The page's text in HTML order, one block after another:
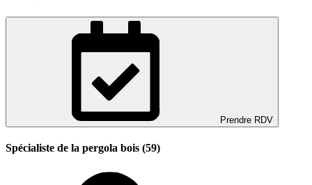
Prendre RDV
Spécialiste de la pergola bois (59)